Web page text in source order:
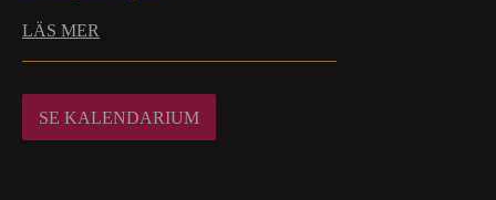
LÄS MER
SE KALENDARIUM